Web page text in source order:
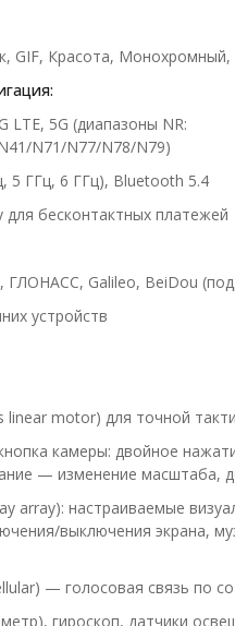
GIF, Красота,
LTE, 5G (диапазоны NR:
N71/N77/N78/N79)
5 ГГц, 6 ГГц), Bluetooth 5.4
бесконтактных платежей
ГЛОНАСС, Galileo, BeiDou
устройств
motor) для точной
камеры: двойное
— изменение масштаба,
array): настраиваемые
выключения экрана,
— голосовая связь по
гироскоп, датчики